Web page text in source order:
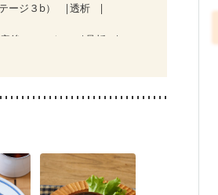
ージ３b）
透析
産後（ミルク）
骨折